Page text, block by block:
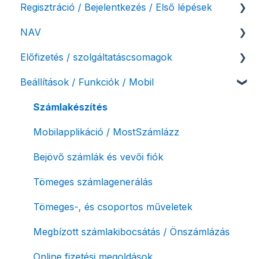
Regisztráció / Bejelentkezés / Első lépések
Felhasználó beállításai
Számlázási fiók kezdő beállításai, első lépések
NAV
NAV online adatszolgáltatás
Adóhatósági ellenőrzés adatszolgáltatás
NAV pénztárgép feladás (PTGSZLAH)
Számlaverzum
Előfizetés / szolgáltatáscsomagok
Szolgáltatáscsomag kiválasztása
Szolgáltatáscsomag módosítása
Fiók / felhasználó törlése
Díjfizetés / díjtartozás / korlátozás
Fizetési módok
Beállítások / Funkciók / Mobil
Számlakészítés
Mobilapplikáció / MostSzámlázz
Bejövő számlák és vevői fiók
Tömeges számlagenerálás
Tömeges-, és csoportos műveletek
Megbízott számlakibocsátás / Önszámlázás
Online fizetési megoldások